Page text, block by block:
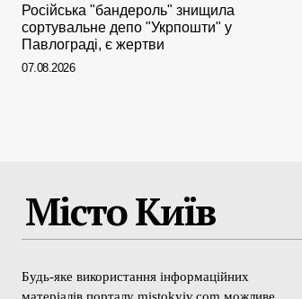
Російська "бандероль" знищила
сортувальне депо "Укрпошти" у
Павлограді, є жертви
07.08.2026
Місто Київ
Будь-яке використання інформаційних